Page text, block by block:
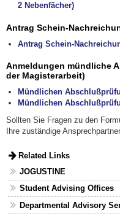
2 Nebenfächer)
Antrag Schein-
Antrag Schein-
Anmeldungen mündliche
der Magisterarbeit)
Mündlichen
Mündlichen
Sollten Sie Fragen zu den
Ihre zuständige
Related Links
JOGUSTINE
Student Advising Offices
Departmental Advisory